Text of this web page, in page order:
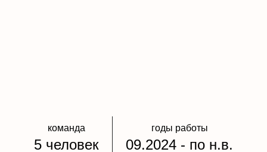
команда
5 человек
годы работы
09.2024 - по н.в.